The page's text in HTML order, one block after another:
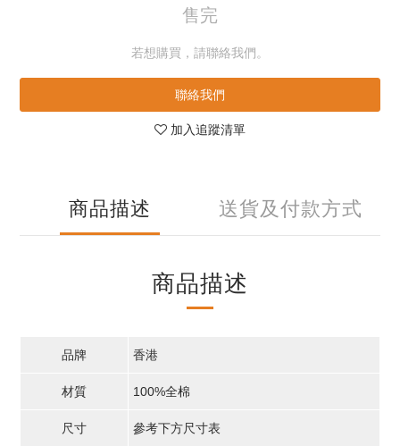
售完
若想購買，請聯絡我們。
聯絡我們
加入追蹤清單
商品描述 送貨及付款方式
商品描述
品牌 香港
材質 100%全棉
尺寸 參考下方尺寸表